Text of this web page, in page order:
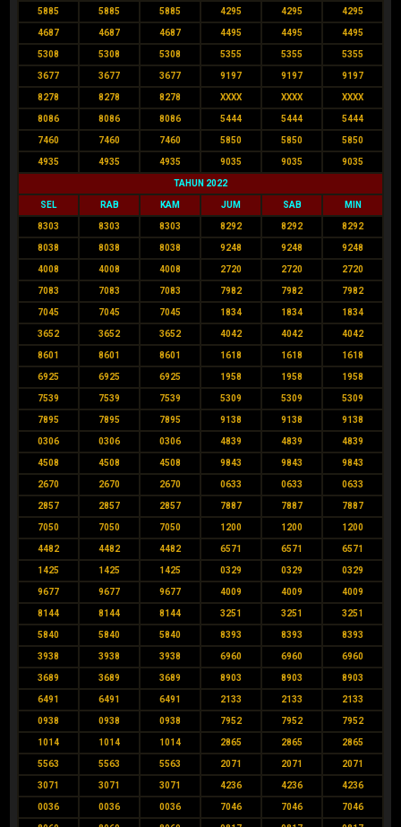
5885 5885 5885 4295 4295 4295
4687 4687 4687 4495 4495 4495
5308 5308 5308 5355 5355 5355
3677 3677 3677 9197 9197 9197
8278 8278 8278 XXXX XXXX XXXX
8086 8086 8086 5444 5444 5444
7460 7460 7460 5850 5850 5850
4935 4935 4935 9035 9035 9035
TAHUN 2022
SEL RAB KAM JUM SAB MIN
8303 8303 8303 8292 8292 8292
8038 8038 8038 9248 9248 9248
4008 4008 4008 2720 2720 2720
7083 7083 7083 7982 7982 7982
7045 7045 7045 1834 1834 1834
3652 3652 3652 4042 4042 4042
8601 8601 8601 1618 1618 1618
6925 6925 6925 1958 1958 1958
7539 7539 7539 5309 5309 5309
7895 7895 7895 9138 9138 9138
0306 0306 0306 4839 4839 4839
4508 4508 4508 9843 9843 9843
2670 2670 2670 0633 0633 0633
2857 2857 2857 7887 7887 7887
7050 7050 7050 1200 1200 1200
4482 4482 4482 6571 6571 6571
1425 1425 1425 0329 0329 0329
9677 9677 9677 4009 4009 4009
8144 8144 8144 3251 3251 3251
5840 5840 5840 8393 8393 8393
3938 3938 3938 6960 6960 6960
3689 3689 3689 8903 8903 8903
6491 6491 6491 2133 2133 2133
0938 0938 0938 7952 7952 7952
1014 1014 1014 2865 2865 2865
5563 5563 5563 2071 2071 2071
3071 3071 3071 4236 4236 4236
0036 0036 0036 7046 7046 7046